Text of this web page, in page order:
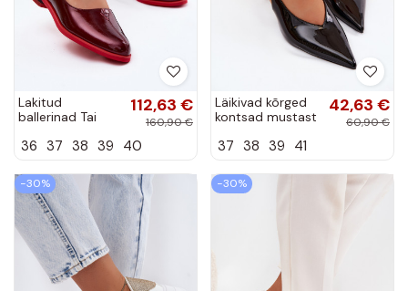
Lakitud
ballerinad Tai
23 burgundi
112,63 €
160,90 €
36 37 38 39 40
Läikivad kõrged
kontsad mustast
Norvra
42,63 €
60,90 €
37 38 39 41
−30% −30%